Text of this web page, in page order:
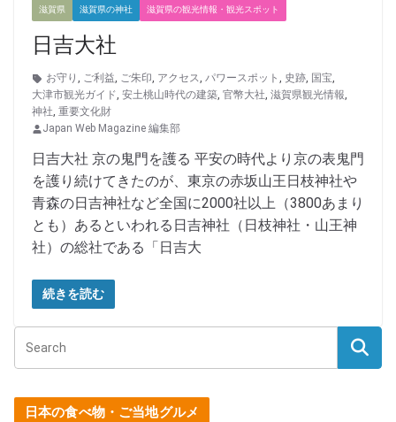
滋賀県 滋賀県の神社 滋賀県の観光情報・観光スポット
日吉大社
お守り , ご利益, ご朱印, アクセス, パワースポット , 史跡, 国宝,
大津市観光ガイド, 安土桃山時代の建築, 官幣大社, 滋賀県観光情報,
神社, 重要文化財
Japan Web Magazine 編集部
日吉大社 京の鬼門を護る 平安の時代より京の表鬼門
を護り続けてきたのが、東京の赤坂山王日枝神社や
青森の日吉神社など全国に2000社以上（3800あまり
とも）あるといわれる日吉神社（日枝神社・山王神
社）の総社である「日吉大
続きを読む
日本の食べ物・ご当地グルメ